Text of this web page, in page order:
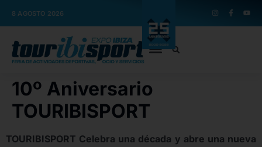
8 AGOSTO 2026
10º Aniversario
TOURIBISPORT
TOURIBISPORT Celebra una década y abre una nueva